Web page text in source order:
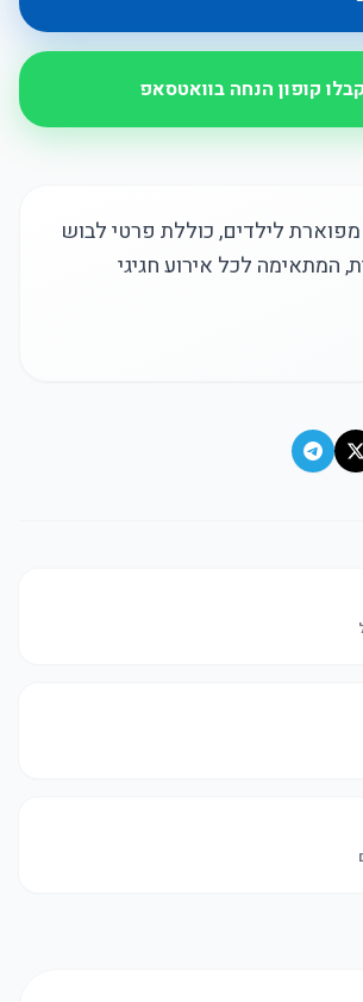
קבלו קופון הנחה בוואטסאפ
לילדים, כוללת פרטי לבוש
המתאימה לכל אירוע חגיגי